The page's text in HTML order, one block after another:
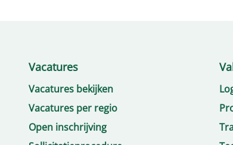
Vacatures
Vacatures bekijken
Vacatures per regio
Open inschrijving